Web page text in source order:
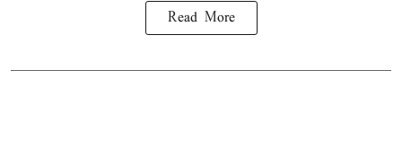
Read More